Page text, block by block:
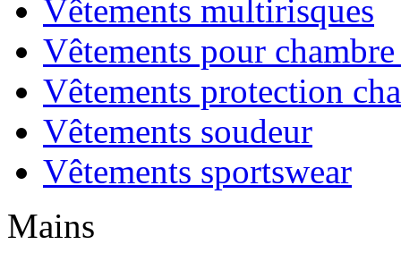
Vêtements multirisques
Vêtements pour
Vêtements protection
Vêtements soudeur
Vêtements sportswear
Mains